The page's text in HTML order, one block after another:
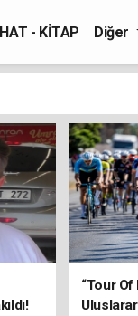
- KİTAP Diğer
“Tour